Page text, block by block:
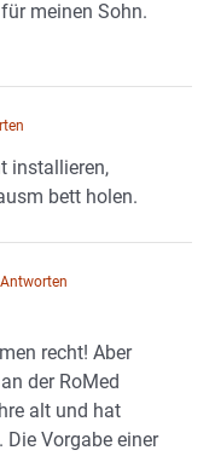
meinen Sohn.
installieren,
bett holen.
recht! Aber
der RoMed
alt und hat
Die Vorgabe einer